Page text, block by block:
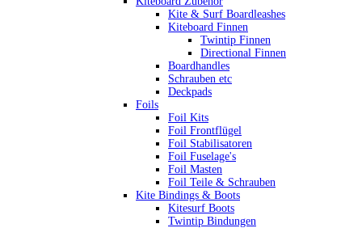
Kite & Surf Boardleashes
Kiteboard Finnen
Twintip Finnen
Directional Finnen
Boardhandles
Schrauben etc
Deckpads
Foils
Foil Kits
Foil Frontflügel
Foil Stabilisatoren
Foil Fuselage's
Foil Masten
Foil Teile & Schrauben
Kite Bindings & Boots
Kitesurf Boots
Twintip Bindungen